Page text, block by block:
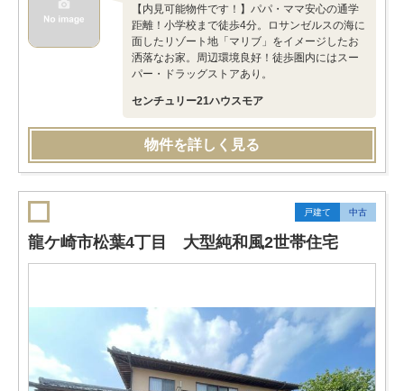
【内見可能物件です！】パパ・ママ安心の通学
距離！小学校まで徒歩4分。ロサンゼルスの海に
面したリゾート地「マリブ」をイメージしたお
洒落なお家。周辺環境良好！徒歩圏内にはスー
パー・ドラッグストアあり。
センチュリー21ハウスモア
物件を詳しく見る
戸建て 中古
龍ケ崎市松葉4丁目 大型純和風2世帯住宅